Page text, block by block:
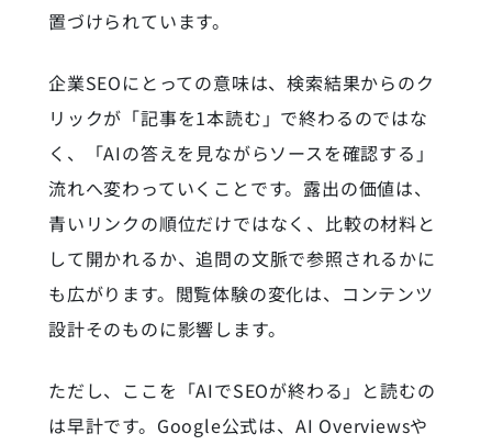
置づけられています。
企業SEOにとっての意味は、検索結果からのク
リックが「記事を1本読む」で終わるのではな
く、「AIの答えを見ながらソースを確認する」
流れへ変わっていくことです。露出の価値は、
青いリンクの順位だけではなく、比較の材料と
して開かれるか、追問の文脈で参照されるかに
も広がります。閲覧体験の変化は、コンテンツ
設計そのものに影響します。
ただし、ここを「AIでSEOが終わる」と読むの
は早計です。Google公式は、AI Overviewsや